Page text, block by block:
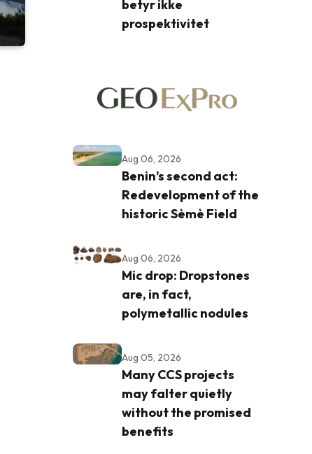
betyr ikke
prospektivitet
Aug 06, 2026
Benin’s second act:
Redevelopment of the
historic Sèmè Field
Aug 06, 2026
Mic drop: Dropstones
are, in fact,
polymetallic nodules
Aug 05, 2026
Many CCS projects
may falter quietly
without the promised
benefits